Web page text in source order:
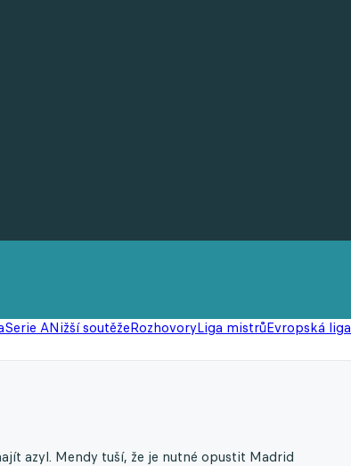
Serie ANižší soutěžeRozhovoryLiga mistrůEvropská liga
azyl. Mendy tuší, že je nutné opustit Madrid